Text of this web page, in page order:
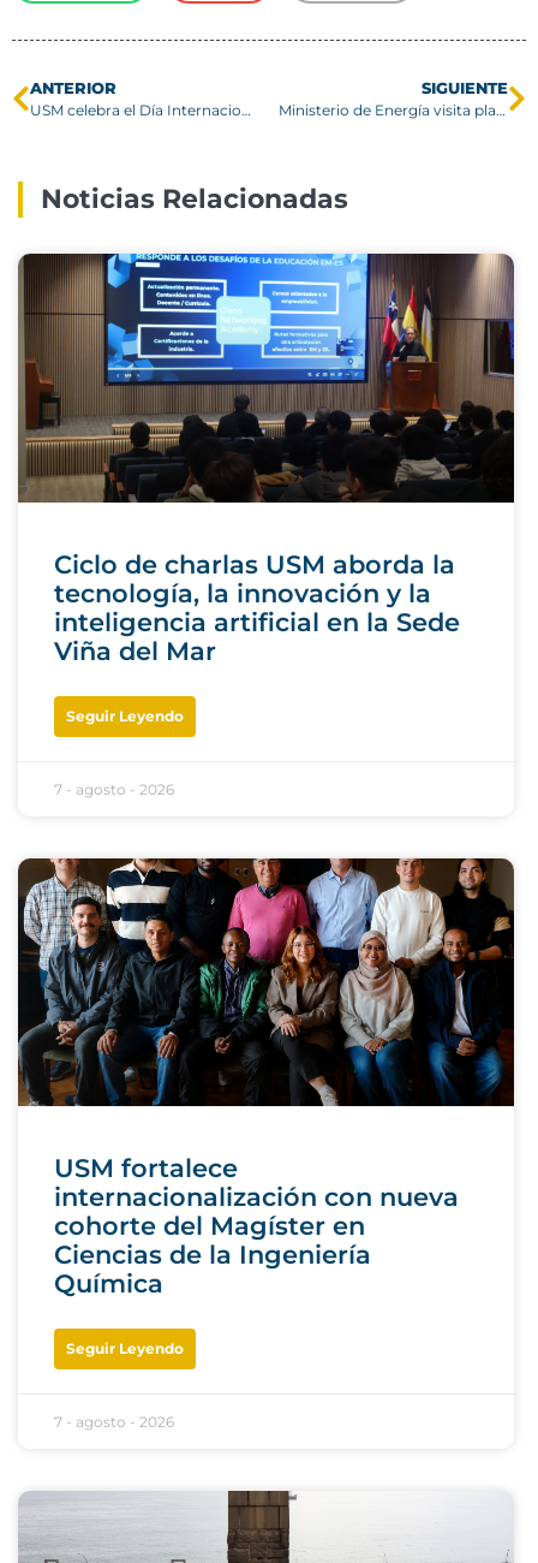
ANTERIOR
USM celebra el Día Internacional de las Matemáticas
SIGUIENTE
Ministerio de Energía visita planta de producción de H2V de la USM
Noticias Relacionadas
Ciclo de charlas USM aborda la
tecnología, la innovación y la
inteligencia artificial en la Sede
Viña del Mar
Seguir Leyendo
7 - agosto - 2026
USM fortalece
internacionalización con nueva
cohorte del Magíster en
Ciencias de la Ingeniería
Química
Seguir Leyendo
7 - agosto - 2026